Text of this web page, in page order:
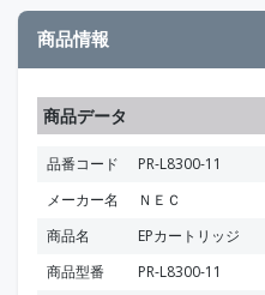
商品情報
商品データ
品番コード
PR-L8300-11
メーカー名
ＮＥＣ
商品名
EPカートリッジ
商品型番
PR-L8300-11